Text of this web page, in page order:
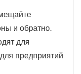
такими
и тормозные
и обратно.
для
предприятий